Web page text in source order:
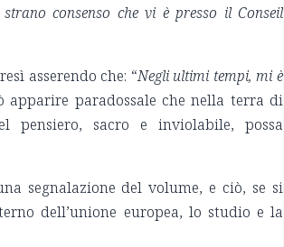
consenso che vi è presso il Conseil
asserendo che: “Negli ultimi tempi, mi è
apparire paradossale che nella terra di
pensiero, sacro e inviolabile, possa
segnalazione del volume, e ciò, se si
dell’unione europea, lo studio e la